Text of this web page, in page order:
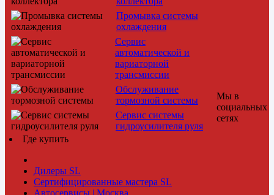
Промывка системы
охлаждения
Сервис
автоматической и
вариаторной
трансмиссии
Обслуживание
тормозной системы
Сервис системы
гидроусилителя руля
Где купить
Дилеры SL
Сертифицированные мастера SL
Автосервисы | Москва
Мы в
социальных
сетях